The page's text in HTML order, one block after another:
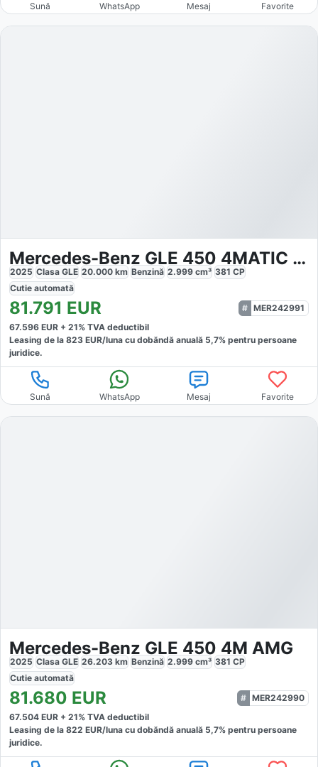
Sună WhatsApp Mesaj Favorite
Mercedes-Benz GLE 450 4MATIC AMG
2025 Clasa GLE 20.000 km Benzină 2.999 cm³ 381 CP
Cutie automată
81.791 EUR
MER242991
67.596 EUR + 21% TVA deductibil
Leasing de la 823 EUR/luna cu dobăndă anuală 5,7% pentru persoane
juridice.
Sună WhatsApp Mesaj Favorite
Mercedes-Benz GLE 450 4M AMG
2025 Clasa GLE 26.203 km Benzină 2.999 cm³ 381 CP
Cutie automată
81.680 EUR
MER242990
67.504 EUR + 21% TVA deductibil
Leasing de la 822 EUR/luna cu dobăndă anuală 5,7% pentru persoane
juridice.